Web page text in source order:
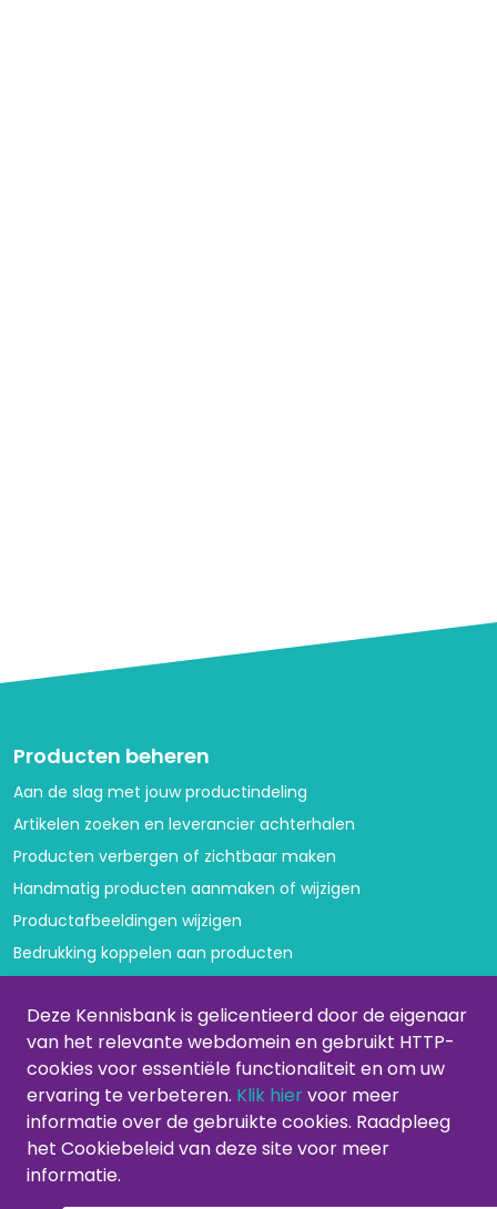
Producten beheren
Aan de slag met jouw productindeling
Artikelen zoeken en leverancier achterhalen
Producten verbergen of zichtbaar maken
Handmatig producten aanmaken of wijzigen
Productafbeeldingen wijzigen
Bedrukking koppelen aan producten
Categorieën beheren
Categorieën aanmaken of aanpassen
Producten verwijderen uit categorie
Productvolgorde aanpassen
Producten kopiëren of verplaatsen
Deze Kennisbank is gelicentieerd door de eigenaar
van het relevante webdomein en gebruikt HTTP-
cookies voor essentiële functionaliteit en om uw
ervaring te verbeteren. Klik hiervoor meer
informatie over de gebruikte cookies. Raadpleeg
het Cookiebeleid van deze site voor meer
informatie.